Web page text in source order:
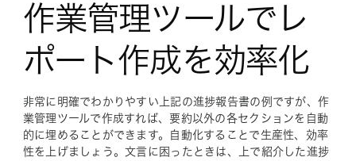
作業管理ツールでレ
ポート作成を効率化
非常に明確でわかりやすい上記の進捗報告書の例ですが、作
業管理ツールで作成すれば、要約以外の各セクションを自動
的に埋めることができます。自動化することで生産性、効率
性を上げましょう。文言に困ったときは、上で紹介した進捗